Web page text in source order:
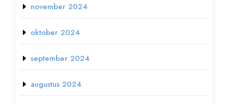
november 2024
oktober 2024
september 2024
augustus 2024